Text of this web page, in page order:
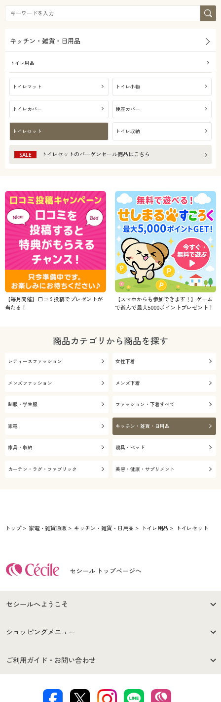
キッチン・雑貨・日用品
トイレ用品
トイレマット トイレ小物
トイレカバー 便座カバー
トイレセット トイレ収納
SALE トイレセットのバーゲンセール商品はこちら
【毎月開催】口コミ投稿でプレゼントが
当たる！
【スマホからも参加できます！】ゲーム
で遊んで最大5000ポイントプレゼント！
商品カテゴリから商品を探す
レディースファッション 女性下着
メンズファッション メンズ下着
制服・学生服 ファッション・下着すべて
家電 キッチン・雑貨・日用品
家具・収納 寝具・ベッド
カーテン・ラグ・ファブリック 美容・健康・サプリメント
トップ 家電・雑貨通販 キッチン・雑貨・日用品 トイレ用品 トイレセット
セシール トップページへ
セシールへようこそ
はじめての方へ
セシールご利用規約
ショッピングメニュー
商品カテゴリ
ご利用ガイド・お問い合わせ